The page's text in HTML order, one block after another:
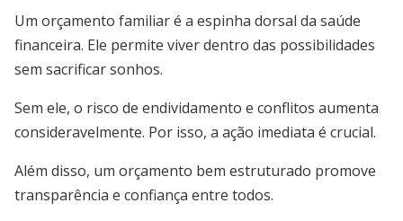
Um orçamento familiar é a espinha dorsal da saúde
financeira. Ele permite viver dentro das possibilidades
sem sacrificar sonhos.
Sem ele, o risco de endividamento e conflitos aumenta
consideravelmente. Por isso, a ação imediata é crucial.
Além disso, um orçamento bem estruturado promove
transparência e confiança entre todos.